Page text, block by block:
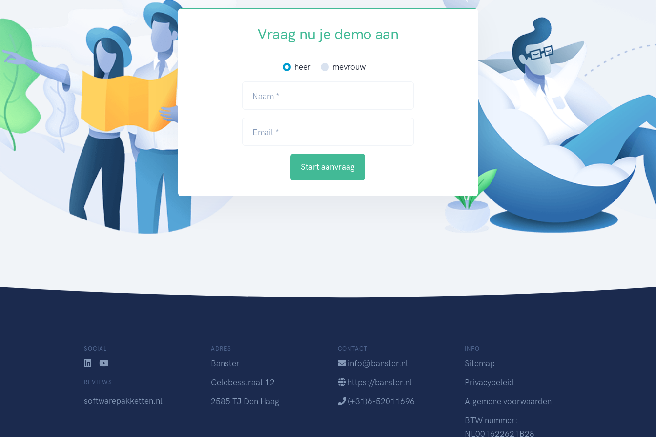
Vraag nu je demo aan
heer mevrouw
Naam *
Email *
Start aanvraag
SOCIAL
REVIEWS
softwarepakketten.nl
ADRES
Banster
Celebesstraat 12
2585 TJ Den Haag
CONTACT
info@banster.nl
https://banster.nl
(+31)6-52011696
INFO
Sitemap
Privacybeleid
Algemene voorwaarden
BTW nummer:
NL001622621B28